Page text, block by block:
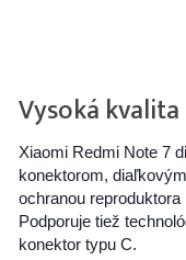
Vysoká kvalita
Xiaomi Redmi Note 7
konektorom,
ochranou
Podporuje tiež
konektor typu C.